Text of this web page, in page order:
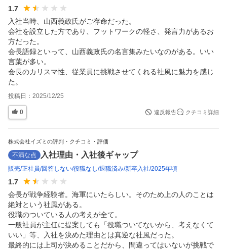
1.7
入社当時、山西義政氏がご存命だった。
会社を設立した方であり、フットワークの軽さ、発言力があるお
方だった。
会長語録といって、山西義政氏の名言集みたいなのがある。いい
言葉が多い。
会長のカリスマ性、従業員に挑戦させてくれる社風に魅力を感じ
た。
投稿日： 2025/12/25
0 違反報告 クチコミ詳細
株式会社イズミの評判・クチコミ・評価
不満な点 入社理由・入社後ギャップ
販売 正社員 回答しない 役職なし 退職済み 新卒入社 2025年頃
1.7
会長が戦争経験者。海軍にいたらしい。そのため上の人のことは
絶対という社風がある。
役職のついている人の考えが全て。
一般社員が主任に提案しても「役職ついてないから、考えなくて
いい」等、入社を決めた理由とは真逆な社風だった。
最終的には上司が決めることだから、間違ってはいないが挑戦で